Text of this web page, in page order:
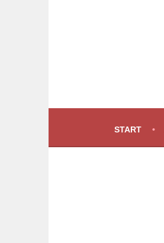
START